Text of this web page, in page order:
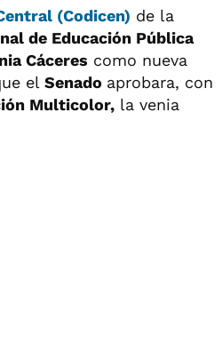
(Codicen) de la
de Educación Pública
Cáceres como nueva
el Senado aprobara, con
Multicolor, la venia